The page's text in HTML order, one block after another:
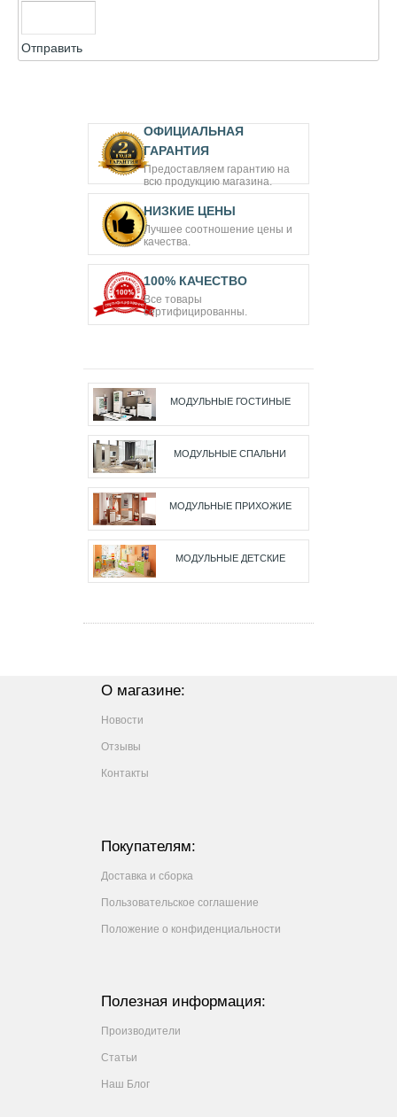
Отправить
ОФИЦИАЛЬНАЯ
ГАРАНТИЯ
Предоставляем гарантию на
всю продукцию магазина.
НИЗКИЕ ЦЕНЫ
Лучшее соотношение цены и
качества.
100% КАЧЕСТВО
Все товары
сертифицированны.
МОДУЛЬНЫЕ ГОСТИНЫЕ
МОДУЛЬНЫЕ СПАЛЬНИ
МОДУЛЬНЫЕ ПРИХОЖИЕ
МОДУЛЬНЫЕ ДЕТСКИЕ
О магазине:
Новости
Отзывы
Контакты
Покупателям:
Доставка и сборка
Пользовательское соглашение
Положение о конфиденциальности
Полезная информация:
Производители
Статьи
Наш Блог